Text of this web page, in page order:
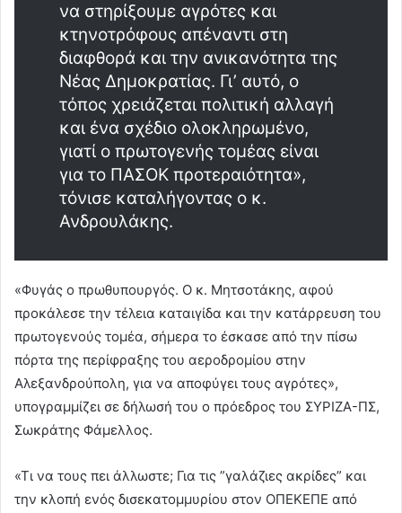
να στηρίξουμε αγρότες και
κτηνοτρόφους απέναντι στη
διαφθορά και την ανικανότητα της
Νέας Δημοκρατίας. Γι’ αυτό, ο
τόπος χρειάζεται πολιτική αλλαγή
και ένα σχέδιο ολοκληρωμένο,
γιατί ο πρωτογενής τομέας είναι
για το ΠΑΣΟΚ προτεραιότητα»,
τόνισε καταλήγοντας ο κ.
Ανδρουλάκης.
«Φυγάς ο πρωθυπουργός. Ο κ. Μητσοτάκης, αφού
προκάλεσε την τέλεια καταιγίδα και την κατάρρευση του
πρωτογενούς τομέα, σήμερα το έσκασε από την πίσω
πόρτα της περίφραξης του αεροδρομίου στην
Αλεξανδρούπολη, για να αποφύγει τους αγρότες»,
υπογραμμίζει σε δήλωσή του ο πρόεδρος του ΣΥΡΙΖΑ-ΠΣ,
Σωκράτης Φάμελλος.
«Τι να τους πει άλλωστε; Για τις ”γαλάζιες ακρίδες” και
την κλοπή ενός δισεκατομμυρίου στον ΟΠΕΚΕΠΕ από